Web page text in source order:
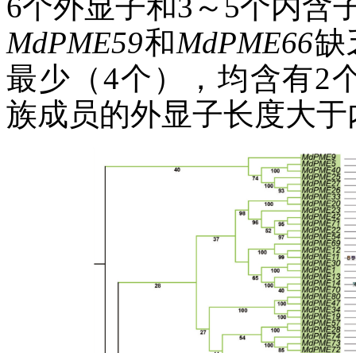
6个外显子和3～5个内含
MdPME59和MdPME66缺
最少（4个），均含有2
族成员的外显子长度大